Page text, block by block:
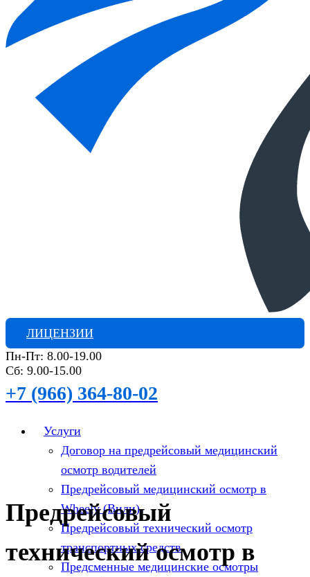
ЛИЦЕНЗИИ
Пн-Пт: 8.00-19.00
Сб: 9.00-15.00
+7 (966) 364-80-02
Услуги
Договор на предрейсовый медицинский
осмотр водителей
Предрейсовый медицинский осмотр в
Wheely (Вили)
Предрейсовый технический осмотр
транспортных средств
Предсменные медицинские осмотры
Предрейсовый
технический осмотр в